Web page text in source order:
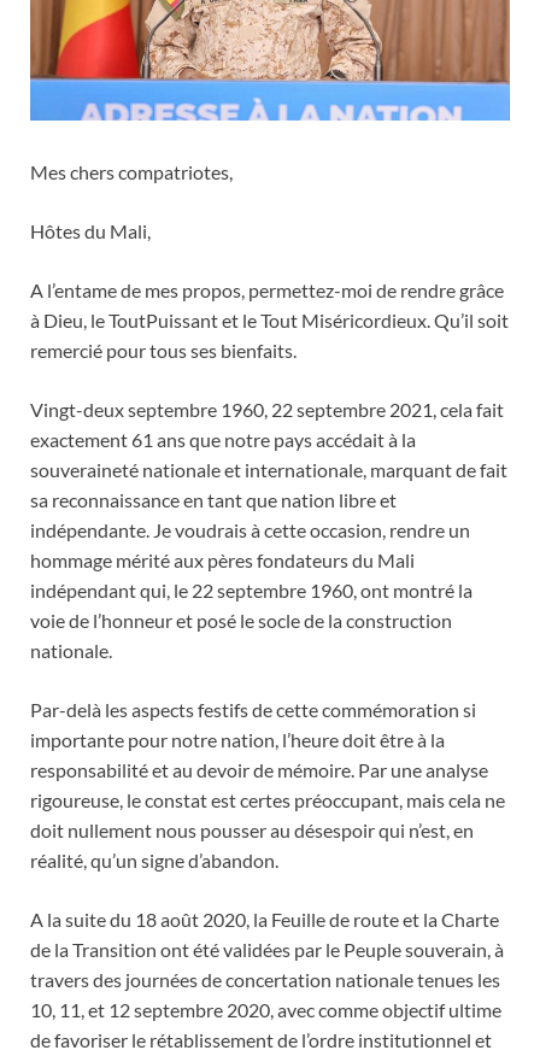
Mes chers compatriotes,
Hôtes du Mali,
A l’entame de mes propos, permettez-moi de rendre grâce
à Dieu, le ToutPuissant et le Tout Miséricordieux. Qu’il soit
remercié pour tous ses bienfaits.
Vingt-deux septembre 1960, 22 septembre 2021, cela fait
exactement 61 ans que notre pays accédait à la
souveraineté nationale et internationale, marquant de fait
sa reconnaissance en tant que nation libre et
indépendante. Je voudrais à cette occasion, rendre un
hommage mérité aux pères fondateurs du Mali
indépendant qui, le 22 septembre 1960, ont montré la
voie de l’honneur et posé le socle de la construction
nationale.
Par-delà les aspects festifs de cette commémoration si
importante pour notre nation, l’heure doit être à la
responsabilité et au devoir de mémoire. Par une analyse
rigoureuse, le constat est certes préoccupant, mais cela ne
doit nullement nous pousser au désespoir qui n’est, en
réalité, qu’un signe d’abandon.
A la suite du 18 août 2020, la Feuille de route et la Charte
de la Transition ont été validées par le Peuple souverain, à
travers des journées de concertation nationale tenues les
10, 11, et 12 septembre 2020, avec comme objectif ultime
de favoriser le rétablissement de l’ordre institutionnel et